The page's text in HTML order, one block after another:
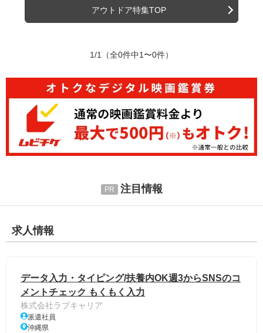
アウトドア特集TOP
1/1 （全0件中1〜0件）
注目情報
求人情報
データ入力・タイピング/扶養内OK週3からSNSのコ
メントチェック もくもく入力
株式会社ラブキャリア
派遣社員
沖縄県